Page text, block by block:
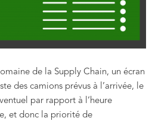
de la Supply Chain, un écran
des camions prévus à l’arrivée, le
par rapport à l’heure
et donc la priorité de